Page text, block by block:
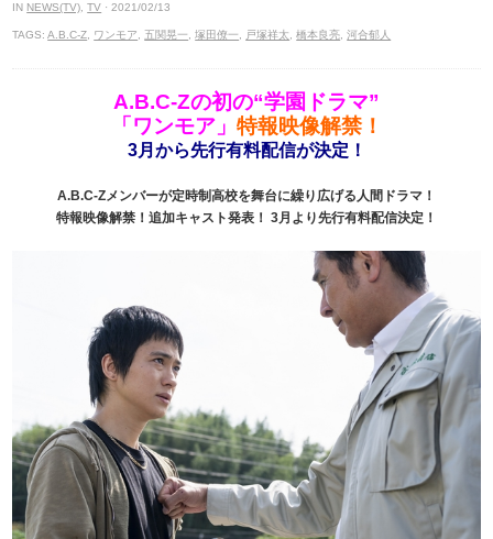
IN NEWS(TV) ,TV · 2021/02/13
TAGS:A.B.C-Z ワンモア ,五関晃一 ,塚田僚一 戸塚祥太 ,橋本良亮 ,河合郁人
A.B.C-Zの初の“学園ドラマ”
「ワンモア」 特報映像解禁！
3月から先行有料配信が決定！
A.B.C-Zメンバーが定時制高校を舞台に繰り広げる人間ドラマ！
特報映像解禁！追加キャスト発表！ 3月より先行有料配信決定！